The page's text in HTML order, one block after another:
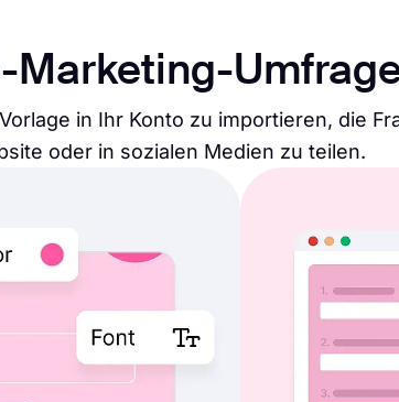
Marketing-
in Ihr Konto zu importieren, die
oder in sozialen Medien zu teilen.